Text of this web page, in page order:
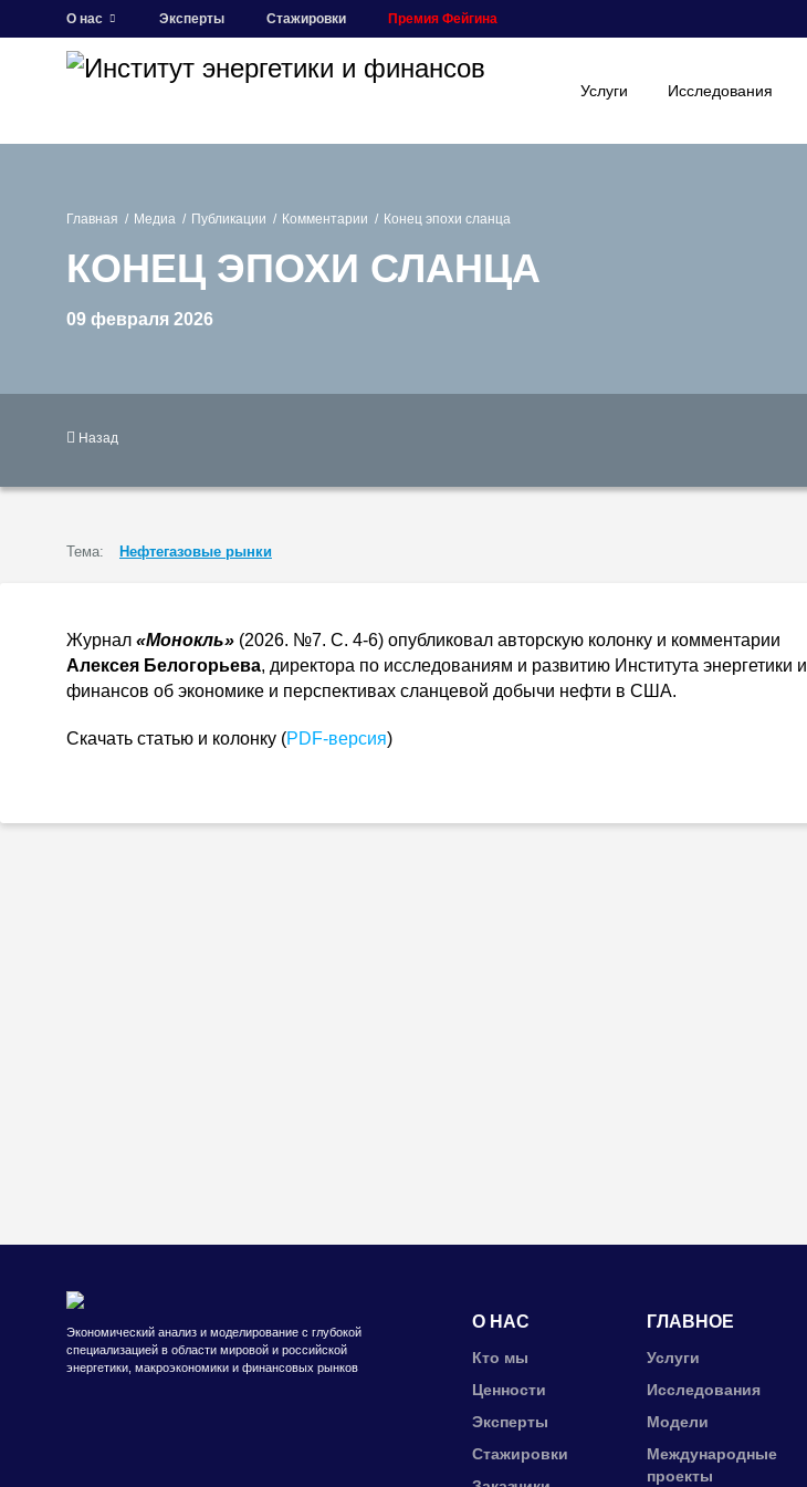
О нас Эксперты Стажировки Премия Фейгина
Услуги Исследования
Главная Медиа Публикации Комментарии Конец эпохи сланца
КОНЕЦ ЭПОХИ СЛАНЦА
09 февраля 2026
Назад
Тема: Нефтегазовые рынки
Журнал «Монокль» (2026. №7. С. 4-6) опубликовал авторскую колонку и комментарии
Алексея Белогорьева, директора по исследованиям и развитию Института энергетики и
финансов об экономике и перспективах сланцевой добычи нефти в США.
Скачать статью и колонку (PDF-версия)
Экономический анализ и моделирование с глубокой
специализацией в области мировой и российской
энергетики, макроэкономики и финансовых рынков
О НАС
Кто мы
Ценности
Эксперты
Стажировки
ГЛАВНОЕ
Услуги
Исследования
Модели
Международные
проекты